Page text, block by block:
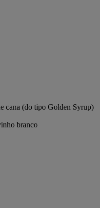
cana (do tipo Golden Syrup)
branco